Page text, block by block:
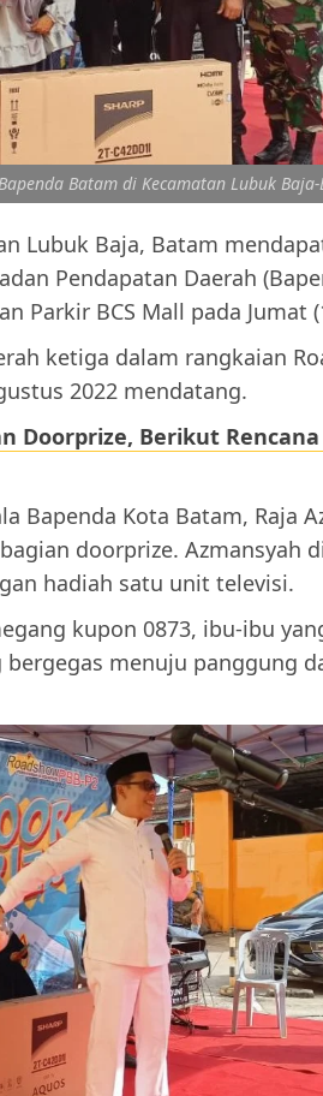
Batam di Kecamatan Lubuk
Lubuk Baja, Batam
Pendapatan Daerah
Parkir BCS Mall pada Jumat
ketiga dalam rangkaian
2022 mendatang.
Doorprize, Berikut
Bapenda Kota Batam, Raja
doorprize. Azmansyah
hadiah satu unit televisi.
kupon 0873, ibu-ibu
menuju panggung